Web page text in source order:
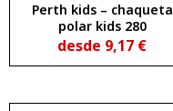
Perth kids – chaqueta
polar kids 280
desde 9,17 €